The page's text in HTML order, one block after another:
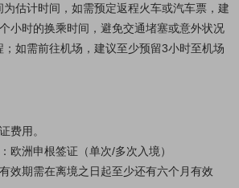
为估计时间，如需预定返程火车或汽车票，建
小时的换乘时间，避免交通堵塞或意外状况
如需前往机场，建议至少预留3小时至机场
费用。
欧洲申根签证（单次/多次入境）
效期需在离境之日起至少还有六个月有效